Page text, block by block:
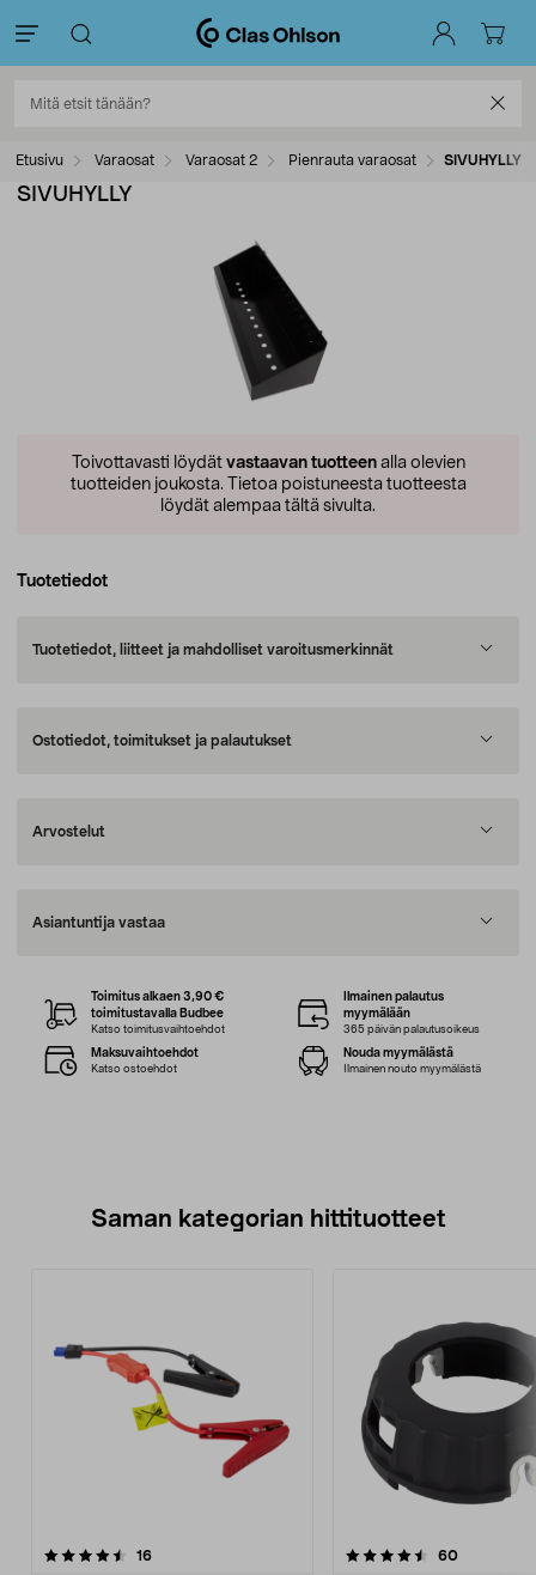
Etusivu Varaosat Varaosat 2 Pienrauta varaosat SIVUHYLLY
SIVUHYLLY
Toivottavasti löydät vastaavan tuotteenalla olevien
tuotteiden joukosta. Tietoa poistuneesta tuotteesta
löydät alempaa tältä sivulta.
Tuotetiedot
Tuotetiedot, liitteet ja mahdolliset varoitusmerkinnät
Ostotiedot, toimitukset ja palautukset
Arvostelut
Asiantuntija vastaa
Toimitus alkaen 3,90 €
toimitustavalla Budbee
Katso toimitusvaihtoehdot
Ilmainen palautus
myymälään
365 päivän palautusoikeus
Maksuvaihtoehdot
Katso ostoehdot
Nouda myymälästä
Ilmainen nouto myymälästä
Saman kategorian hittituotteet
16arvostelut
4.5 viidestä
60arvostelut
5.0 viidestä